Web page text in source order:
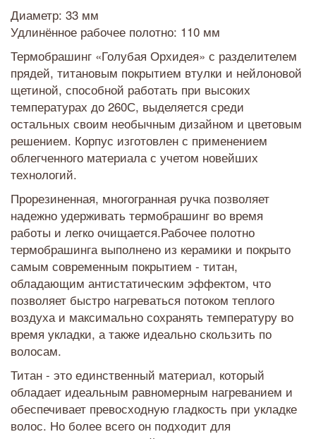
Диаметр: 33 мм
Удлинённое рабочее полотно: 110 мм
Термобрашинг «Голубая Орхидея» с разделителем
прядей, титановым покрытием втулки и нейлоновой
щетиной, способной работать при высоких
температурах до 260С, выделяется среди
остальных своим необычным дизайном и цветовым
решением. Корпус изготовлен с применением
облегченного материала с учетом новейших
технологий.
Прорезиненная, многогранная ручка позволяет
надежно удерживать термобрашинг во время
работы и легко очищается.Рабочее полотно
термобрашинга выполнено из керамики и покрыто
самым современным покрытием - титан,
обладающим антистатическим эффектом, что
позволяет быстро нагреваться потоком теплого
воздуха и максимально сохранять температуру во
время укладки, а также идеально скользить по
волосам.
Титан - это единственный материал, который
обладает идеальным равномерным нагреванием и
обеспечивает превосходную гладкость при укладке
волос. Но более всего он подходит для